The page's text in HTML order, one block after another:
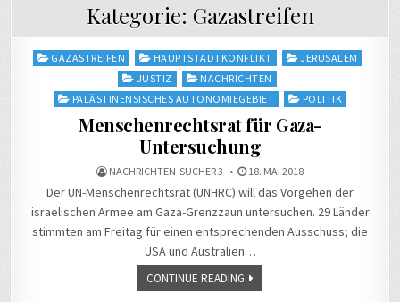
Kategorie: Gazastreifen
Posted
GAZASTREIFEN HAUPTSTADTKONFLIKT
JERUSALEM
JUSTIZ
NACHRICHTEN
PALÄSTINENSISCHES AUTONOMIEGEBIET
POLITIK
Menschenrechtsrat für Gaza-
Untersuchung
NACHRICHTEN-SUCHER 3 18. MAI 2018
Der UN-Menschenrechtsrat (UNHRC) will das Vorgehen der
israelischen Armee am Gaza-Grenzzaun untersuchen. 29 Länder
stimmten am Freitag für einen entsprechenden Ausschuss; die
USA und Australien…
CONTINUE READING